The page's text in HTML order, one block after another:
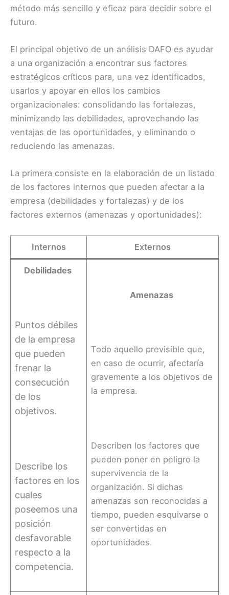
método más sencillo y eficaz para decidir sobre el
futuro.
El principal objetivo de un análisis DAFO es ayudar
a una organización a encontrar sus factores
estratégicos críticos para, una vez identificados,
usarlos y apoyar en ellos los cambios
organizacionales: consolidando las fortalezas,
minimizando las debilidades, aprovechando las
ventajas de las oportunidades, y eliminando o
reduciendo las amenazas.
La primera consiste en la elaboración de un listado
de los factores internos que pueden afectar a la
empresa (debilidades y fortalezas) y de los
factores externos (amenazas y oportunidades):
Internos Externos
Debilidades
Puntos débiles
de la empresa
que pueden
frenar la
consecución
de los
objetivos.
Describe los
factores en los
cuales
poseemos una
posición
desfavorable
respecto a la
competencia.
Amenazas
Todo aquello previsible que,
en caso de ocurrir, afectaría
gravemente a los objetivos de
la empresa.
Describen los factores que
pueden poner en peligro la
supervivencia de la
organización. Si dichas
amenazas son reconocidas a
tiempo, pueden esquivarse o
ser convertidas en
oportunidades.